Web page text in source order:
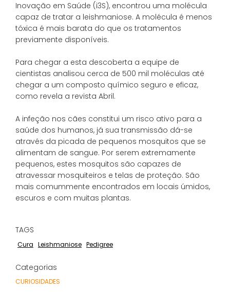
Inovação em Saúde (i3S), encontrou uma molécula
capaz de tratar a leishmaniose. A molécula é menos
tóxica é mais barata do que os tratamentos
previamente disponíveis.
Para chegar a esta descoberta a equipe de
cientistas analisou cerca de 500 mil moléculas até
chegar a um composto químico seguro e eficaz,
como revela a revista Abril.
A infeção nos cães constitui um risco ativo para a
saúde dos humanos, já sua transmissão dá-se
através da picada de pequenos mosquitos que se
alimentam de sangue. Por serem extremamente
pequenos, estes mosquitos são capazes de
atravessar mosquiteiros e telas de proteção. São
mais comummente encontrados em locais úmidos,
escuros e com muitas plantas.
TAGS
Cura Leishmaniose Pedigree
Categorias
CURIOSIDADES